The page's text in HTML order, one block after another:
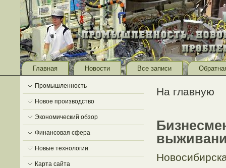
Главная Новости Все записи
Промышленность
Новое производство
Экономический обзор
Финансовая сфера
Новые технологии
Карта сайта
На главную